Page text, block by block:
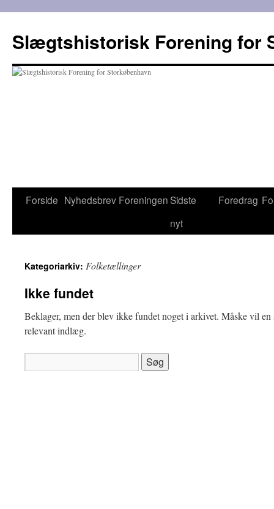
indhold
Slægtshistorisk Forening for
Forside Nyhedsbrev ForeningenSidste
nyt
Foredrag
Kategoriarkiv: Folketællinger
Ikke fundet
Beklager, men der blev ikke fundet noget i arkivet. Måske vil
relevant indlæg.
efter: